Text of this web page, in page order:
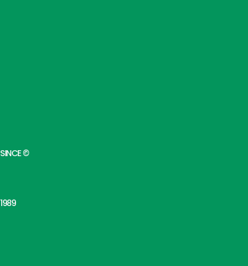
SINCE ©
1989